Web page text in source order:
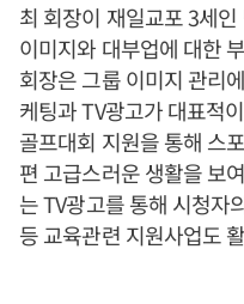
최 회장이 재일교포 3세
이미지와 대부업에 대한
회장은 그룹 이미지 관리
케팅과 TV광고가 대표적
골프대회 지원을 통해 스
편 고급스러운 생활을 보
는 TV광고를 통해 시청자
등 교육관련 지원사업도